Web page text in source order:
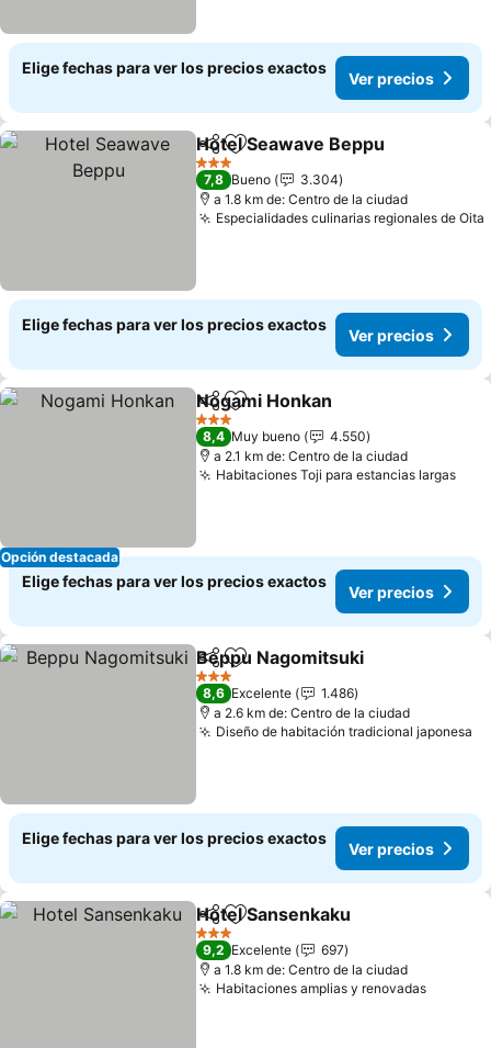
Elige fechas para ver los precios exactos
Ver precios
CompartirAgregar a favoritos
Hotel Seawave Beppu
3 Estrellas
7,8 Bueno
3.304
a 1.8 km de: Centro de la ciudad
Especialidades culinarias regionales de Oita
Elige fechas para ver los precios exactos
Ver precios
Opción destacada
CompartirAgregar a favoritos
Nogami Honkan
3 Estrellas
8,4 Muy bueno
4.550
a 2.1 km de: Centro de la ciudad
Habitaciones Toji para estancias largas
Elige fechas para ver los precios exactos
Ver precios
CompartirAgregar a favoritos
Beppu Nagomitsuki
3 Estrellas
8,6 Excelente
1.486
a 2.6 km de: Centro de la ciudad
Diseño de habitación tradicional japonesa
Elige fechas para ver los precios exactos
Ver precios
CompartirAgregar a favoritos
Hotel Sansenkaku
3 Estrellas
9,2 Excelente
697
a 1.8 km de: Centro de la ciudad
Habitaciones amplias y renovadas